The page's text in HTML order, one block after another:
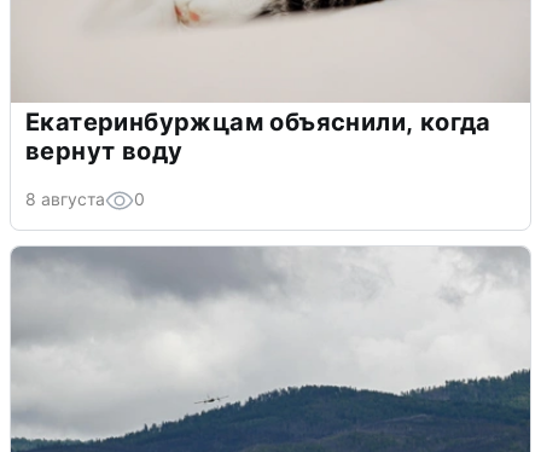
Екатеринбуржцам объяснили, когда
вернут воду
8 августа 0